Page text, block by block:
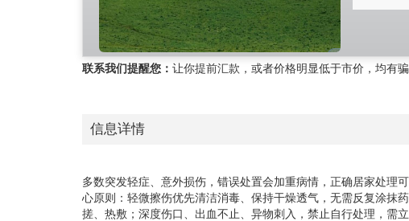
联系我们提醒您： 让你提前汇款，或者价格明显低于市价，均有
信息详情
多数突发轻症、意外损伤，错误处置会加重病情，正确居家处理
心原则：轻微擦伤优先清洁消毒、保持干燥透气，无需反复涂抹
搓、热敷；深度伤口、出血不止、异物刺入，禁止自行处理，需立